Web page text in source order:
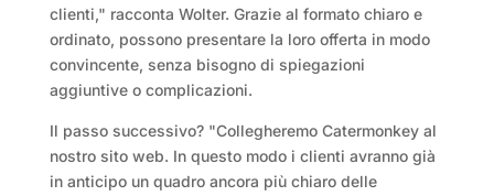
clienti," racconta Wolter. Grazie al formato chiaro e
ordinato, possono presentare la loro offerta in modo
convincente, senza bisogno di spiegazioni
aggiuntive o complicazioni.
Il passo successivo? "Collegheremo Catermonkey al
nostro sito web. In questo modo i clienti avranno già
in anticipo un quadro ancora più chiaro delle